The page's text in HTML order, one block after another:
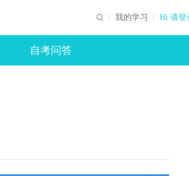
我的学习 Hi 请登
自考问答